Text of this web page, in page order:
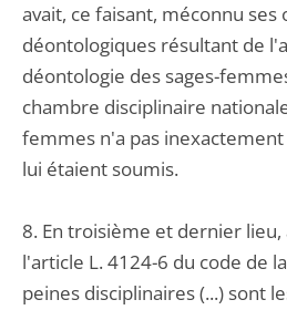
avait, ce faisant, méconnu ses
déontologiques résultant de
déontologie des sages-
chambre disciplinaire
femmes n'a pas
lui étaient soumis.
8. En troisième et dernier
l'article L. 4124-6 du code de
peines disciplinaires (...) sont